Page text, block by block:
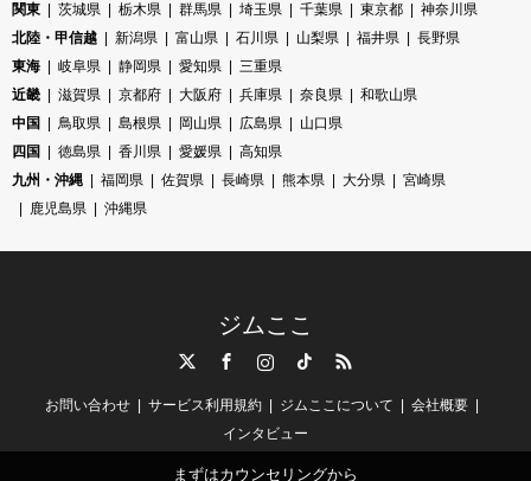
関東
茨城県 栃木県 群馬県 埼玉県 千葉県 東京都
神奈川県
北陸・甲信越
新潟県 富山県 石川県 山梨県 福井県
長野県
東海
岐阜県 静岡県 愛知県
三重県
近畿
滋賀県 京都府 大阪府 兵庫県 奈良県
和歌山県
中国
鳥取県 島根県 岡山県 広島県
山口県
四国
徳島県 香川県 愛媛県
高知県
九州・沖縄
福岡県 佐賀県 長崎県 熊本県 大分県
宮崎県
鹿児島県
沖縄県
ジムここ
TikTok RSS
お問い合わせ サービス利用規約 ジムここについて
会社概要
インタビュー
まずはカウンセリングから